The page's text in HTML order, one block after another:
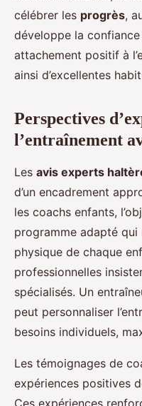
célébrer les progrès,
développe la
attachement positif à
ainsi d’excellentes
Perspectives
l’entraînement
Les avis experts
d’un encadrement
les coachs enfants,
programme adapté
physique de chaque
professionnelles
spécialisés. Un
peut personnaliser
besoins individuels,
Les témoignages de
expériences positives
Ces expériences